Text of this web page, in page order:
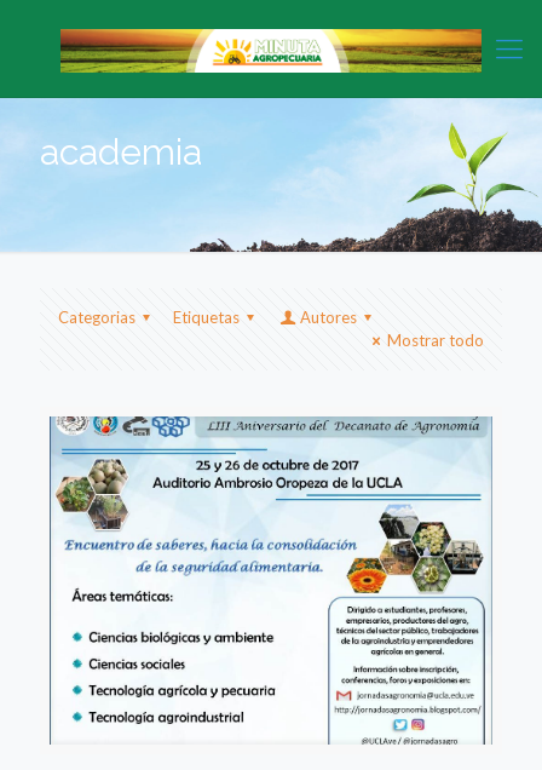
academia
Categorias Etiquetas
Autores
Mostrar todo